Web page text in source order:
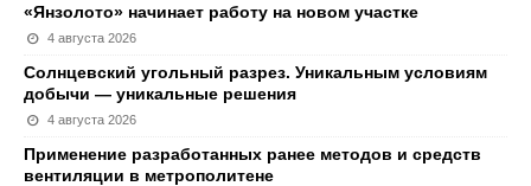
«Янзолото» начинает работу на новом участке
4 августа 2026
Солнцевский угольный разрез. Уникальным условиям
добычи — уникальные решения
4 августа 2026
Применение разработанных ранее методов и средств
вентиляции в метрополитене